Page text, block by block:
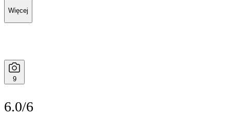
Więcej
9
6.0/6